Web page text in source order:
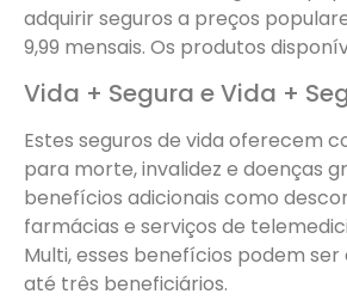
adquirir seguros a preços
9,99 mensais. Os produtos
Vida + Segura e Vida +
Estes seguros de vida oferecem
para morte, invalidez e doenças
benefícios adicionais como
farmácias e serviços de
Multi, esses benefícios podem
até três beneficiários.